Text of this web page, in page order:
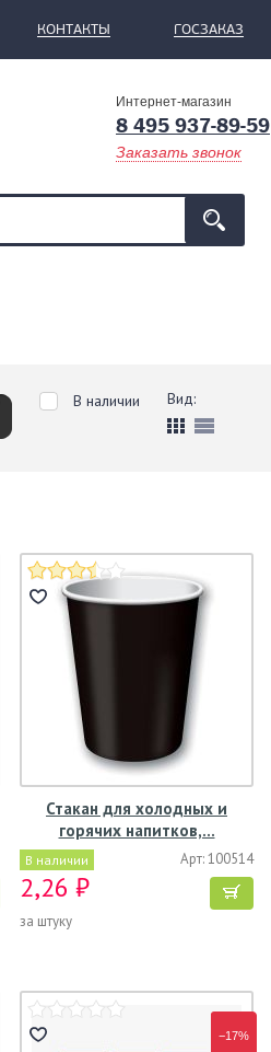
КОНТАКТЫ ГОСЗАКАЗ
Интернет-магазин
8 495 937-89-59
Заказать звонок
В наличии Вид:
Стакан для холодных и
горячих напитков,…
В наличии Арт: 100514
2,26 ₽
за штуку
−17%